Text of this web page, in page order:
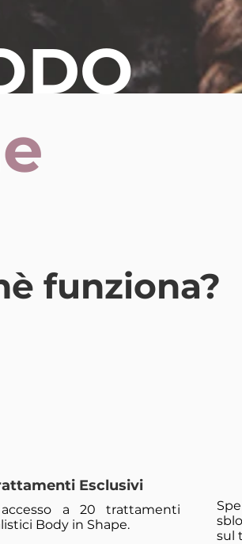
funziona?
Esclusivi
a 20 trattamenti
Body in Shape.
sul
Te